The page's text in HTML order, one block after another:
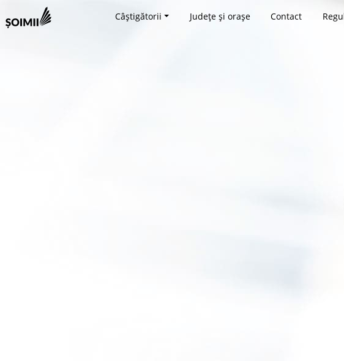
Câștigătorii Județe și orașe Contact